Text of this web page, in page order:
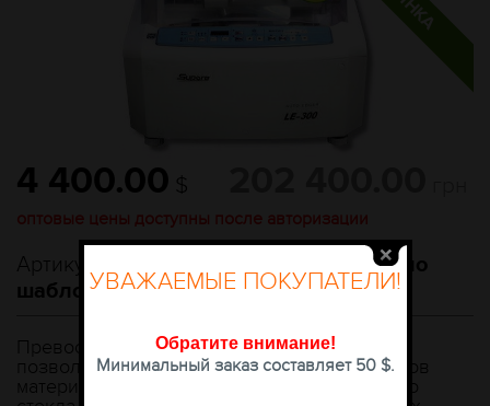
4 400.00 $
оптовые цены доступны после авторизации
Артикул:
Станок для обработки линз по
шаблону SUPORE LE-300
Превосходная функциональность LE-300
позволяет обрабатывать линзы из всех типов
материалов: пластика, стекла, фотохромного
УВАЖАЕМЫЕ ПОКУПАТЕЛИ!
Обратите внимание!
Минимальный заказ составляет 50 $.